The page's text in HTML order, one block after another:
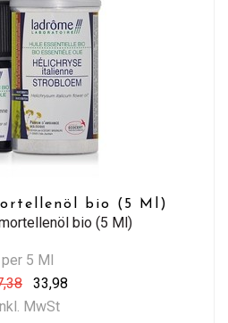
bio (5 Ml)
bio (5 Ml)
per 5 Ml
33,98
MwSt